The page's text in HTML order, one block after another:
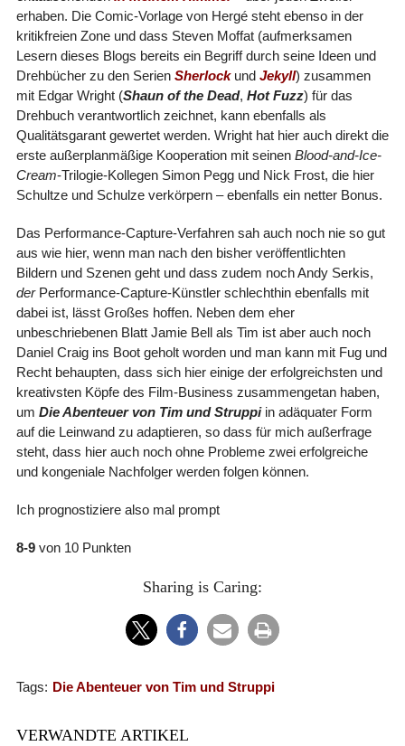
erhaben. Die Comic-Vorlage von Hergé steht ebenso in der
kritikfreien Zone und dass Steven Moffat (aufmerksamen
Lesern dieses Blogs bereits ein Begriff durch seine Ideen und
Drehbücher zu den Serien Sherlockund Jekyll) zusammen
mit Edgar Wright (Shaun of the Dead, Hot Fuzz) für das
Drehbuch verantwortlich zeichnet, kann ebenfalls als
Qualitätsgarant gewertet werden. Wright hat hier auch direkt die
erste außerplanmäßige Kooperation mit seinen Blood-and-Ice-
Cream-Trilogie-Kollegen Simon Pegg und Nick Frost, die hier
Schultze und Schulze verkörpern – ebenfalls ein netter Bonus.
Das Performance-Capture-Verfahren sah auch noch nie so gut
aus wie hier, wenn man nach den bisher veröffentlichten
Bildern und Szenen geht und dass zudem noch Andy Serkis,
derPerformance-Capture-Künstler schlechthin ebenfalls mit
dabei ist, lässt Großes hoffen. Neben dem eher
unbeschriebenen Blatt Jamie Bell als Tim ist aber auch noch
Daniel Craig ins Boot geholt worden und man kann mit Fug und
Recht behaupten, dass sich hier einige der erfolgreichsten und
kreativsten Köpfe des Film-Business zusammengetan haben,
um Die Abenteuer von Tim und Struppiin adäquater Form
auf die Leinwand zu adaptieren, so dass für mich außerfrage
steht, dass hier auch noch ohne Probleme zwei erfolgreiche
und kongeniale Nachfolger werden folgen können.
Ich prognostiziere also mal prompt
8-9von 10 Punkten
Sharing is Caring:
Tags: Die Abenteuer von Tim und Struppi
VERWANDTE ARTIKEL